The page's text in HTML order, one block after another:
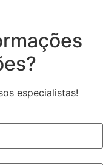
especialistas!